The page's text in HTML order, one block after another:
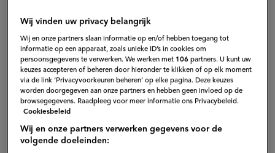
Wij vinden uw privacy belangrijk
Wij en onze partners slaan informatie op en/of hebben toegang tot
informatie op een apparaat, zoals unieke ID’s in cookies om
persoonsgegevens te verwerken. We werken met 106 partners. U kunt uw
keuzes accepteren of beheren door hieronder te klikken of op elk moment
via de link ‘Privacyvoorkeuren beheren’ op elke pagina. Deze keuzes
worden doorgegeven aan onze partners en hebben geen invloed op de
browsegegevens. Raadpleeg voor meer informatie ons Privacybeleid.
Cookiesbeleid
Wij en onze partners verwerken gegevens voor de
volgende doeleinden: